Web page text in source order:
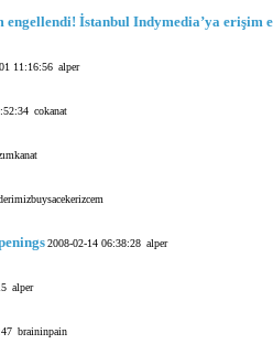
engellendi! İstanbul Indymedia’ya erişim
11:16:56 alper
cokanat
2008-02-14 06:38:28 alper
alper
braininpain